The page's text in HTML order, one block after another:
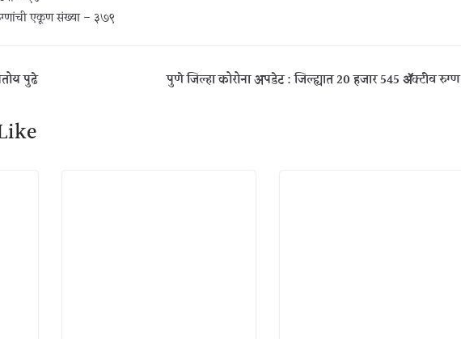
एकूण संख्या – ३७९
पुढे पुणे जिल्हा कोरोना अपडेट : जिल्ह्यात 20 हजार 545 ॲक्टीव रुग्ण